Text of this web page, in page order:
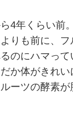
4年くらい前
りも前に、フ
のにハマって
か体がきれ
ーツの酵素